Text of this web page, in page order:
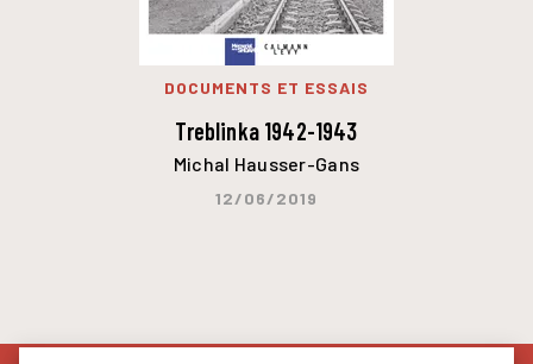
DOCUMENTS ET ESSAIS
Treblinka 1942-1943
Michal Hausser-Gans
12/06/2019